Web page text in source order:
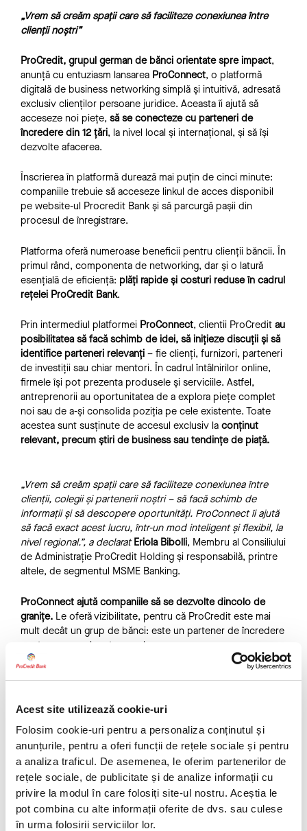
Acest site utilizează cookie-uri
Folosim cookie-uri pentru a personaliza conținutul și
anunțurile, pentru a oferi funcții de rețele sociale și pentru
a analiza traficul. De asemenea, le oferim partenerilor de
rețele sociale, de publicitate și de analize informații cu
privire la modul în care folosiți site-ul nostru. Aceștia le
pot combina cu alte informații oferite de dvs. sau culese
în urma folosirii serviciilor lor.
„Vrem să creăm spații care să faciliteze conexiunea între
clienții noștri”
ProCredit, grupul german de bănci orientate spre impact,
anunță cu entuziasm lansarea ProConnect, o platformă
digitală de business networking simplă și intuitivă, adresată
exclusiv clienților persoane juridice. Aceasta îi ajută să
acceseze noi piețe, să se conecteze cu parteneri de
încredere din 12 țări, la nivel local și internațional, și să își
dezvolte afacerea.
Înscrierea în platformă durează mai puțin de cinci minute:
companiile trebuie să acceseze linkul de acces disponibil
pe website-ul Procredit Bank și să parcurgă pașii din
procesul de înregistrare.
Platforma oferă numeroase beneficii pentru clienții băncii. În
primul rând, componenta de networking, dar și o latură
esențială de eficiență: plăți rapide și costuri reduse în cadrul
rețelei ProCredit Bank.
Prin intermediul platformei ProConnect, clientii ProCredit au
posibilitatea să facă schimb de idei, să inițieze discuții și să
identifice parteneri relevanți – fie clienți, furnizori, parteneri
de investiții sau chiar mentori. În cadrul întâlnirilor online,
firmele își pot prezenta produsele și serviciile. Astfel,
antreprenorii au oportunitatea de a explora piețe complet
noi sau de a-și consolida poziția pe cele existente. Toate
acestea sunt susținute de accesul exclusiv la conținut
relevant, precum știri de business sau tendințe de piață.
„Vrem să creăm spații care să faciliteze conexiunea între
clienții, colegii și partenerii noștri – să facă schimb de
informații și să descopere oportunități. ProConnect îi ajută
să facă exact acest lucru, într-un mod inteligent și flexibil, la
nivel regional.”, a declaratEriola Bibolli, Membru al Consiliului
de Administrație ProCredit Holding și responsabilă, printre
altele, de segmentul MSME Banking.
ProConnect ajută companiile să se dezvolte dincolo de
granițe. Le oferă vizibilitate, pentru că ProCredit este mai
mult decât un grup de bănci: este un partener de încredere
pentru succesul pe termen lung.
ProCredit Bank România este parte a Grupului ProCredit,
orientat spre dezvoltare, care este format din bănci
comerciale pentru întreprinderi mici și mijlocii (IMM-uri).
ProCredit Holding AG, cu sediul în Frankfurt am Main,
Germania, este compania-mamă a Grupului ProCredit,
orientat spre dezvoltare, format din bănci comerciale